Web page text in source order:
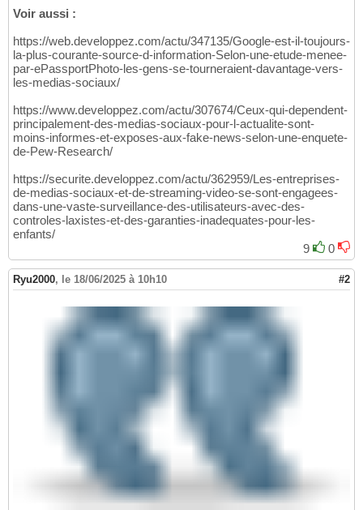
Voir aussi :
https://web.developpez.com/actu/347135/Google-est-il-toujours-
la-plus-courante-source-d-information-Selon-une-etude-menee-
par-ePassportPhoto-les-gens-se-tourneraient-davantage-vers-
les-medias-sociaux/
https://www.developpez.com/actu/307674/Ceux-qui-dependent-
principalement-des-medias-sociaux-pour-l-actualite-sont-
moins-informes-et-exposes-aux-fake-news-selon-une-enquete-
de-Pew-Research/
https://securite.developpez.com/actu/362959/Les-entreprises-
de-medias-sociaux-et-de-streaming-video-se-sont-engagees-
dans-une-vaste-surveillance-des-utilisateurs-avec-des-
controles-laxistes-et-des-garanties-inadequates-pour-les-
enfants/
9
0
Ryu2000, le 18/06/2025 à 10h10 #2